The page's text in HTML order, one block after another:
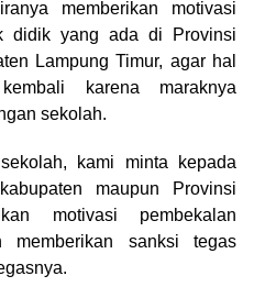
memberikan motivasi
didik yang ada di Provinsi
Lampung Timur, agar hal
karena maraknya
sekolah.
kami minta kepada
maupun Provinsi
motivasi pembekalan
sanksi tegas